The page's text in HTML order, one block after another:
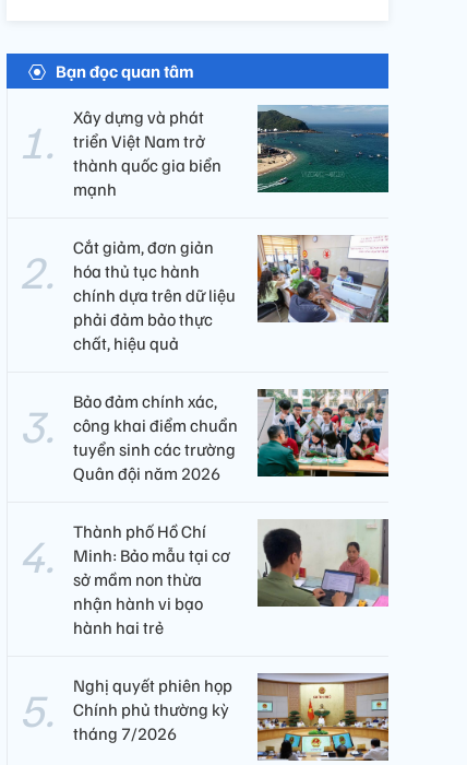
Bạn đọc quan tâm
Xây dựng và phát
triển Việt Nam trở
thành quốc gia biển
mạnh
Cắt giảm, đơn giản
hóa thủ tục hành
chính dựa trên dữ liệu
phải đảm bảo thực
chất, hiệu quả
Bảo đảm chính xác,
công khai điểm chuẩn
tuyển sinh các trường
Quân đội năm 2026
Thành phố Hồ Chí
Minh: Bảo mẫu tại cơ
sở mầm non thừa
nhận hành vi bạo
hành hai trẻ
Nghị quyết phiên họp
Chính phủ thường kỳ
tháng 7/2026